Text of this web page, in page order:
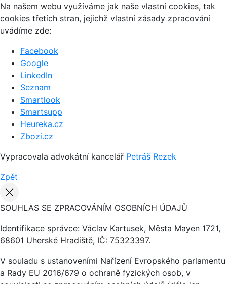
Na našem webu využíváme jak naše vlastní cookies, tak
cookies třetích stran, jejichž vlastní zásady zpracování
uvádíme zde:
Facebook
Google
LinkedIn
Seznam
Smartlook
Smartsupp
Heureka.cz
Zbozi.cz
Vypracovala advokátní kancelář Petráš Rezek
Zpět
SOUHLAS SE ZPRACOVÁNÍM OSOBNÍCH ÚDAJŮ
Identifikace správce: Václav Kartusek, Města Mayen 1721,
68601 Uherské Hradiště, IČ: 75323397.
V souladu s ustanoveními Nařízení Evropského parlamentu
a Rady EU 2016/679 o ochraně fyzických osob, v